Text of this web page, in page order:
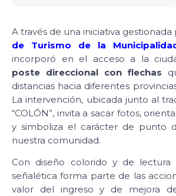
A través de una iniciativa gestionada
de Turismo de la
incorporó en el acceso a la
poste direccional con flechas
distancias hacia diferentes
La intervención, ubicada junto al
“COLÓN”, invita a sacar fotos,
y simboliza el carácter de punto
nuestra comunidad.
Con diseño colorido y de lectura
señalética forma parte de las
valor del ingreso y de mejora